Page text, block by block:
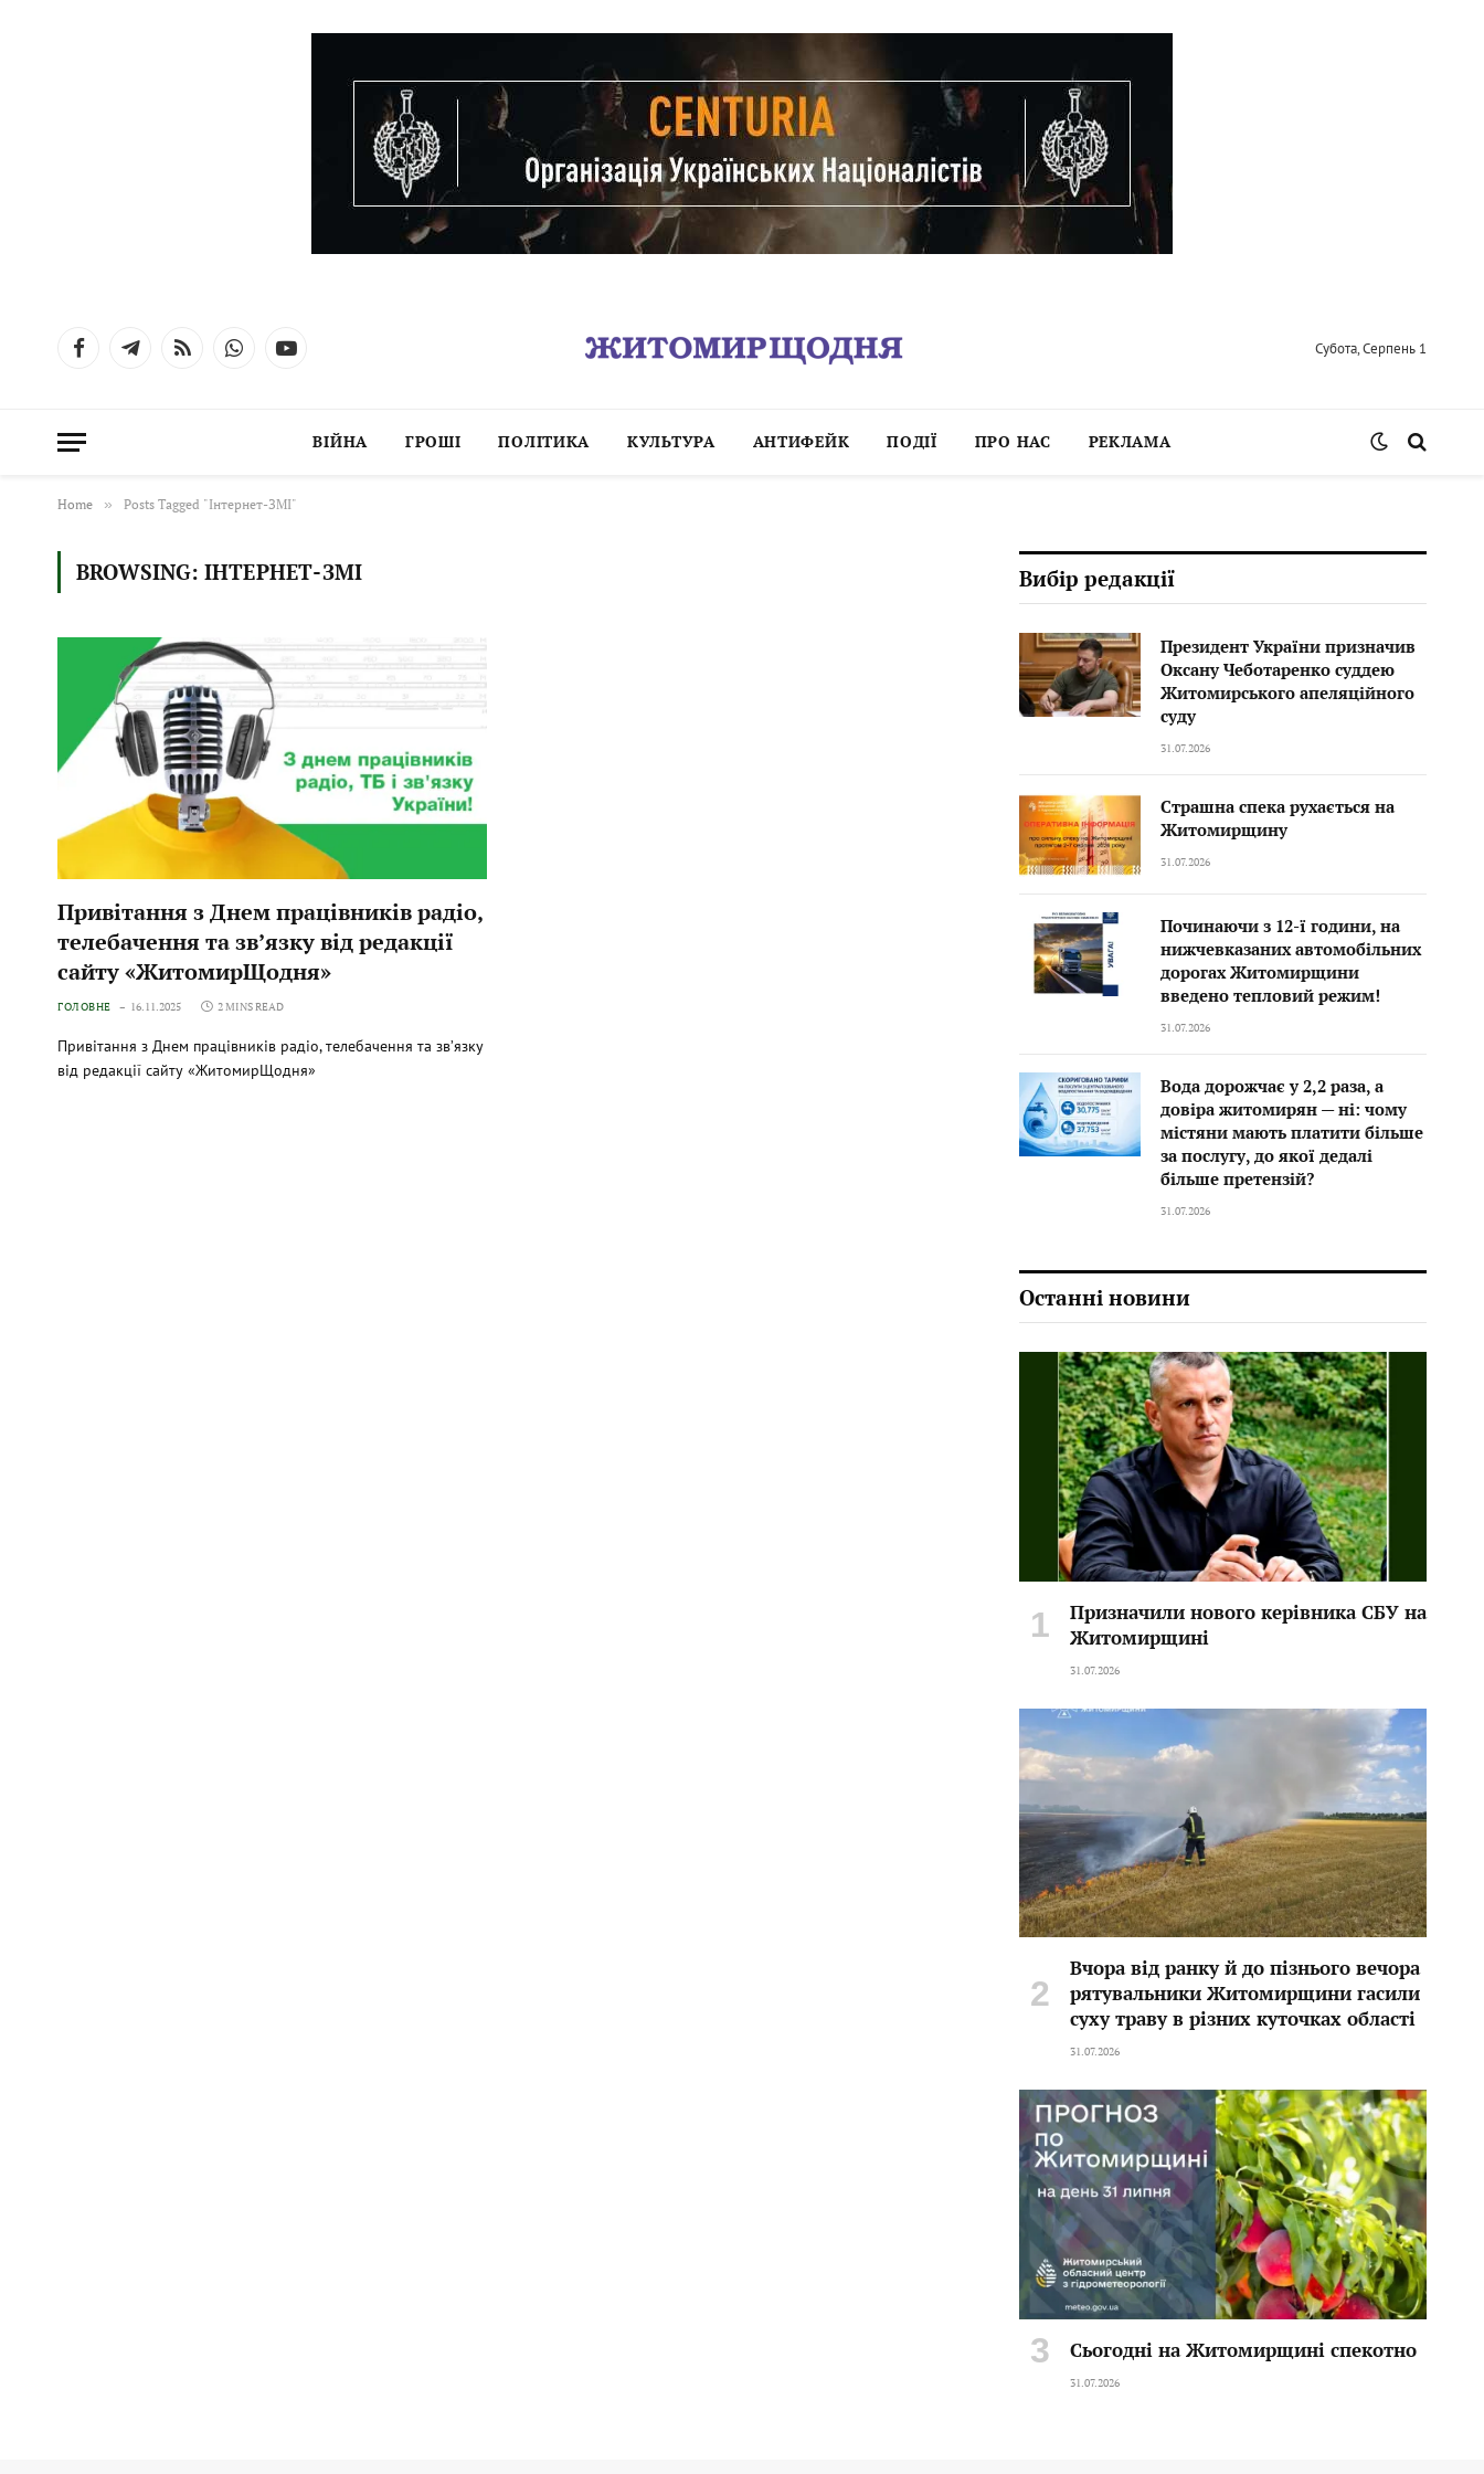
FacebookTelegramRSS WhatsAppYouTube Субота, Серпень 1
ВІЙНА ГРОШІ ПОЛІТИКА КУЛЬТУРА АНТИФЕЙК ПОДІЇ ПРО НАС РЕКЛАМА
Home » Posts Tagged "Інтернет-ЗМІ"
BROWSING: ІНТЕРНЕТ-ЗМІ
Привітання з Днем працівників радіо,
телебачення та зв’язку від редакції
сайту «ЖитомирЩодня»
ГОЛОВНЕ 16.11.2025 2 MINS READ
Привітання з Днем працівників радіо, телебачення та зв’язку
від редакції сайту «ЖитомирЩодня»
Вибір редакції
Президент України призначив
Оксану Чеботаренко суддею
Житомирського апеляційного
суду
31.07.2026
Страшна спека рухається на
Житомирщину
31.07.2026
Починаючи з 12-ї години, на
нижчевказаних автомобільних
дорогах Житомирщини
введено тепловий режим!
31.07.2026
Вода дорожчає у 2,2 раза, а
довіра житомирян — ні: чому
містяни мають платити більше
за послугу, до якої дедалі
більше претензій?
31.07.2026
Останні новини
Призначили нового керівника СБУ на
Житомирщині
31.07.2026
Вчора від ранку й до пізнього вечора
рятувальники Житомирщини гасили
суху траву в різних куточках області
31.07.2026
Сьогодні на Житомирщині спекотно
31.07.2026